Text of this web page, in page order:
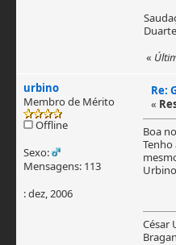
Duarte
«
urbino
Membro de Mérito
Offline
Sexo:
Mensagens: 113
: dez, 2006
Re:
«
Boa
Urbino
César